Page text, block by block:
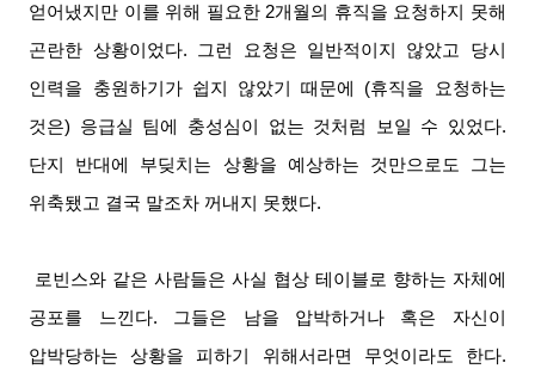
얻어냈지만 이를 위해 필요한2개월의 휴직을 요청하지 못해
곤란한 상황이었다.
그런 요청은 일반적이지 않았고 당시
인력을 충원하기가 쉽지 않았기 때문에
(휴직을 요청하는
것은) 응급실 팀에 충성심이 없는 것처럼 보일 수 있었다.
단지 반대에 부딪치는 상황을 예상하는 것만으로도 그는
위축됐고 결국 말조차 꺼내지 못했다.
로빈스와 같은 사람들은 사실 협상 테이블로 향하는 자체에
공포를 느낀다.
그들은 남을 압박하거나 혹은 자신이
압박당하는 상황을 피하기 위해서라면 무엇이라도 한다.